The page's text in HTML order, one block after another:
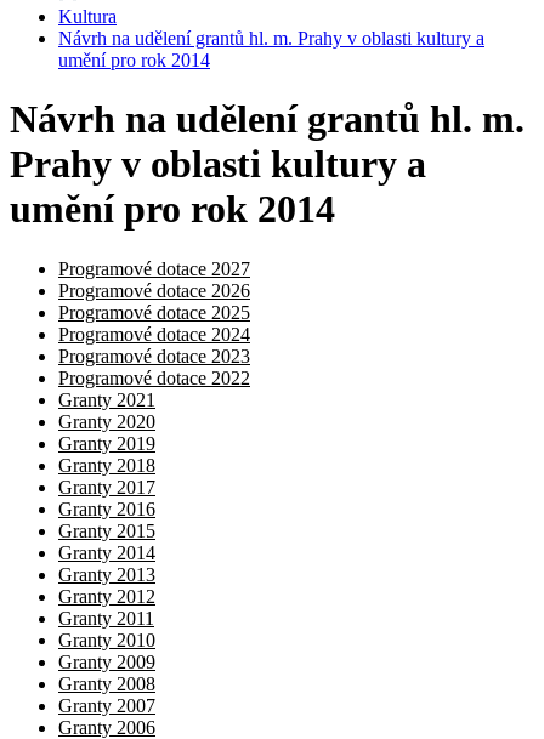
Kultura
Návrh na udělení grantů hl. m. Prahy v oblasti kultury a
umění pro rok 2014
Návrh na udělení grantů hl. m.
Prahy v oblasti kultury a
umění pro rok 2014
Programové dotace 2027
Programové dotace 2026
Programové dotace 2025
Programové dotace 2024
Programové dotace 2023
Programové dotace 2022
Granty 2021
Granty 2020
Granty 2019
Granty 2018
Granty 2017
Granty 2016
Granty 2015
Granty 2014
Granty 2013
Granty 2012
Granty 2011
Granty 2010
Granty 2009
Granty 2008
Granty 2007
Granty 2006